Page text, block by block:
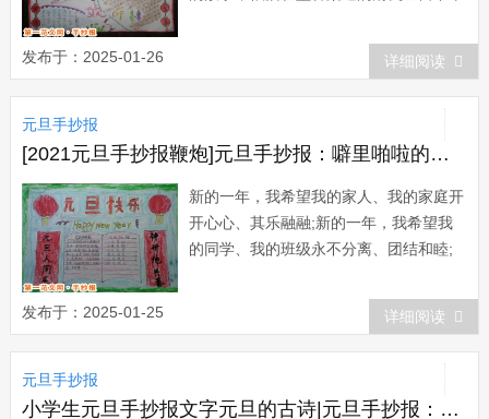
感伤、遗憾……当您看见这信息时,幸运
已降临到你头上,财神已进了您家门,荣华
富贵已离您不远 祝福您朋友：新年快
发布于：2025-01-26 详细阅读
元旦手抄报
[2021元旦手抄报鞭炮]元旦手抄报：噼里啪啦的鞭炮声
新的一年，我希望我的家人、我的家庭开
开心心、其乐融融;新的一年，我希望我
的同学、我的班级永不分离、团结和睦;
乐健康、天天向上……此刻，窗外又响起
了噼里啪啦的鞭炮声，这是人们告别旧年
的恋恋不舍，也是人们对新年的美好憧
发布于：2025-01-25 详细阅读
元旦手抄报
小学生元旦手抄报文字元旦的古诗|元旦手抄报：元旦就像句号